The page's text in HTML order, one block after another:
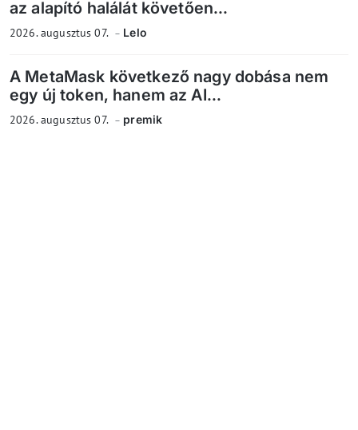
az alapító halálát követően...
2026. augusztus 07. Lelo
A MetaMask következő nagy dobása nem
egy új token, hanem az AI...
2026. augusztus 07. premik